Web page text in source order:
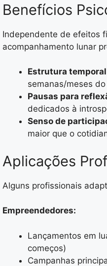
Benefícios
Independente de efeitos
acompanhamento lunar
Estrutura
semanas/meses
Pausas para
dedicados à
Senso de
maior que o
Aplicações
Alguns profissionais
Empreendedores:
Lançamentos em
começos)
Campanhas